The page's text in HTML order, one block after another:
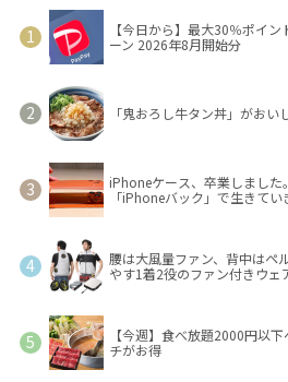
【今日から】最大30％ポイ
ーン 2026年8月開始分
「鬼おろし牛タン丼」がお
iPhoneケース、卒業しまし
「iPhoneバック」で生きてい
腰は大風量ファン、背中はペ
やす1着2役のファン付きウェ
【今週】食べ放題2000円以
チがお得